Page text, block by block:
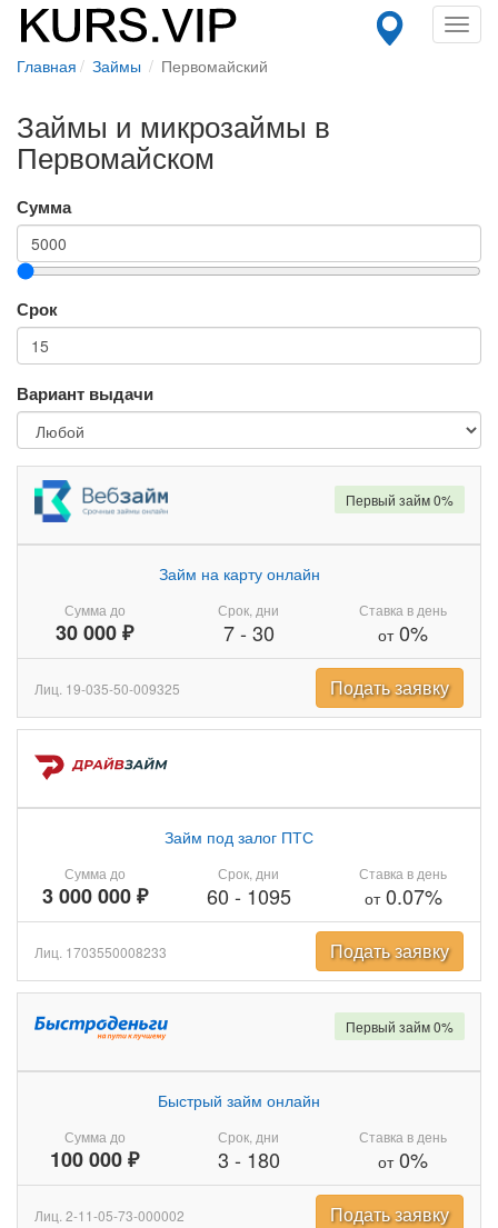
Главная Займы Первомайский
Займы и микрозаймы в
Первомайском
Сумма
Срок
Вариант выдачи
Сумма до
30 000 ₽
Займ на карту онлайн
Срок, дни
7- 30
Ставка в день
от0%
Первый займ 0%
Лиц. 19-035-50-009325 Подать заявку
Сумма до
3 000 000 ₽
Займ под залог ПТС
Срок, дни
60 - 1095
Ставка в день
от0.07%
Лиц. 1703550008233 Подать заявку
Сумма до
100 000 ₽
Быстрый займ онлайн
Срок, дни
3 - 180
Ставка в день
от0%
Первый займ 0%
Лиц. 2-11-05-73-000002 Подать заявку